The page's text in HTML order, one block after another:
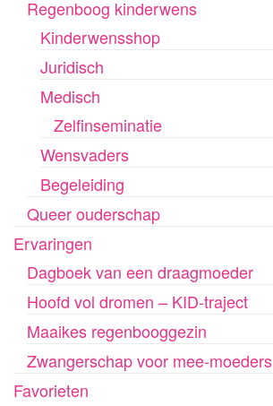
Regenboog kinderwens
Kinderwensshop
Juridisch
Medisch
Zelfinseminatie
Wensvaders
Begeleiding
Queer ouderschap
Ervaringen
Dagboek van een draagmoeder
Hoofd vol dromen – KID-traject
Maaikes regenbooggezin
Zwangerschap voor mee-moeders
Favorieten